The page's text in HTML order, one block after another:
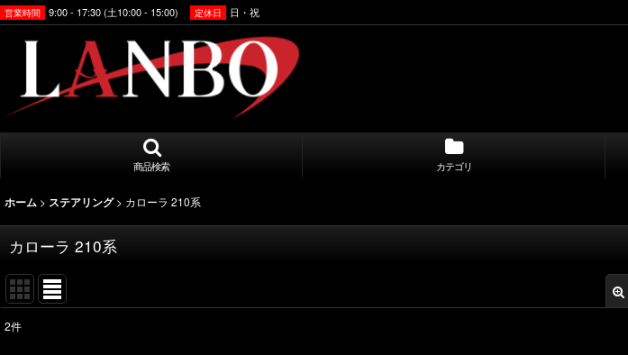
営業時間 9:00 - 17:30 (土10:00 - 15:00) 定休日 日・祝
商品検索 カテゴリ
ホーム > ステアリング > カローラ 210系
カローラ 210系
2件